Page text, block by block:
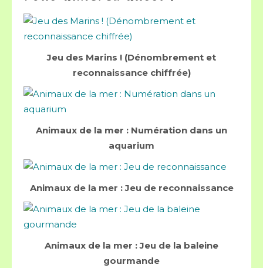
Jeu des Marins ! (Dénombrement et
reconnaissance chiffrée)
Animaux de la mer : Numération dans un
aquarium
Animaux de la mer : Jeu de reconnaissance
Animaux de la mer : Jeu de la baleine
gourmande